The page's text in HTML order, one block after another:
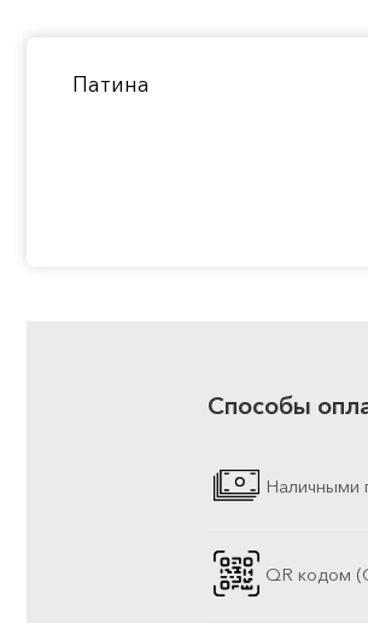
Патина
Способы
Наличными
QR кодом